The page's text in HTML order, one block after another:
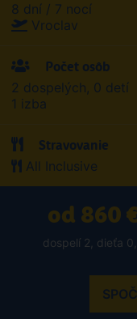
8 dní / 7 nocí
Vroclav
Počet osôb
2 dospelých, 0 detí
1 izba
Stravovanie
All Inclusive
od 860
dospelí 2, dieťa